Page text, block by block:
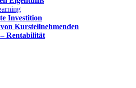
Investition
Kursteilnehmenden
Rentabilität